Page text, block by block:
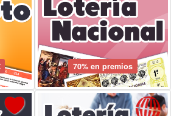
70% en premios